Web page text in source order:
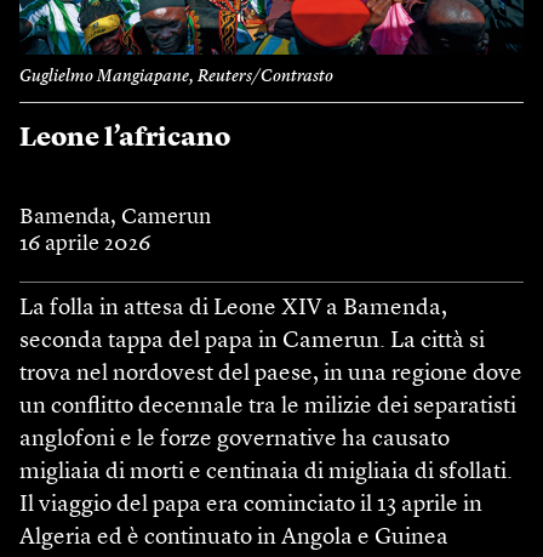
Guglielmo Mangiapane, Reuters/Contrasto
Leone l’africano
Bamenda, Camerun
16 aprile 2026
La folla in attesa di Leone XIV a Bamenda,
seconda tappa del papa in Camerun. La città si
trova nel nordovest del paese, in una regione dove
un conflitto decennale tra le milizie dei separatisti
anglofoni e le forze governative ha causato
migliaia di morti e centinaia di migliaia di sfollati.
Il viaggio del papa era cominciato il 13 aprile in
Algeria ed è continuato in Angola e Guinea